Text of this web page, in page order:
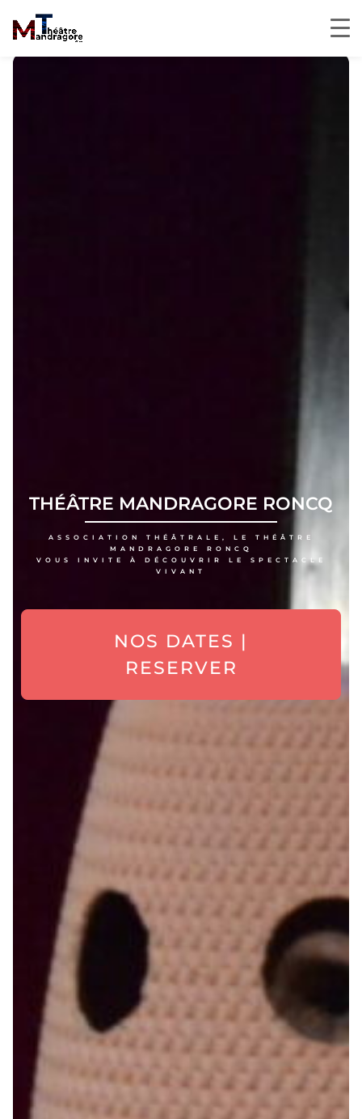
THÉÂTRE MANDRAGORE RONCQ
ASSOCIATION THÉÂTRALE, LE THÉÂTRE
MANDRAGORE RONCQ
VOUS INVITE À DÉCOUVRIR LE SPECTACLE
VIVANT
NOS DATES |
RESERVER